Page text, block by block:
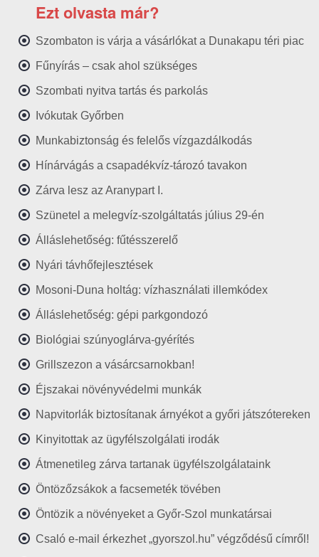
Ezt olvasta már?
Szombaton is várja a vásárlókat a Dunakapu téri piac
Fűnyírás – csak ahol szükséges
Szombati nyitva tartás és parkolás
Ivókutak Győrben
Munkabiztonság és felelős vízgazdálkodás
Hínárvágás a csapadékvíz-tározó tavakon
Zárva lesz az Aranypart I.
Szünetel a melegvíz-szolgáltatás július 29-én
Álláslehetőség: fűtésszerelő
Nyári távhőfejlesztések
Mosoni-Duna holtág: vízhasználati illemkódex
Álláslehetőség: gépi parkgondozó
Biológiai szúnyoglárva-gyérítés
Grillszezon a vásárcsarnokban!
Éjszakai növényvédelmi munkák
Napvitorlák biztosítanak árnyékot a győri játszótereken
Kinyitottak az ügyfélszolgálati irodák
Átmenetileg zárva tartanak ügyfélszolgálataink
Öntözőzsákok a facsemeték tövében
Öntözik a növényeket a Győr-Szol munkatársai
Csaló e-mail érkezhet „gyorszol.hu” végződésű címről!